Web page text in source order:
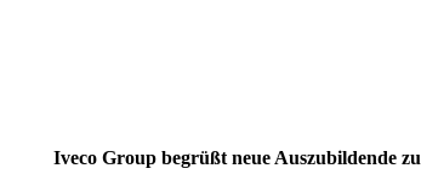
Iveco Group begrüßt neue Auszubildende